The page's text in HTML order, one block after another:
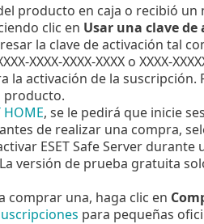
producto en caja o recibió
clic en Usar una clave
la clave de activación tal
XXXX-XXXX-XXXX o XXXX-
la activación de la suscripción.
producto.
HOME, se le pedirá que inicie
de realizar una compra,
ESET Safe Server
versión de prueba gratuita
comprar una, haga clic en
para pequeñas